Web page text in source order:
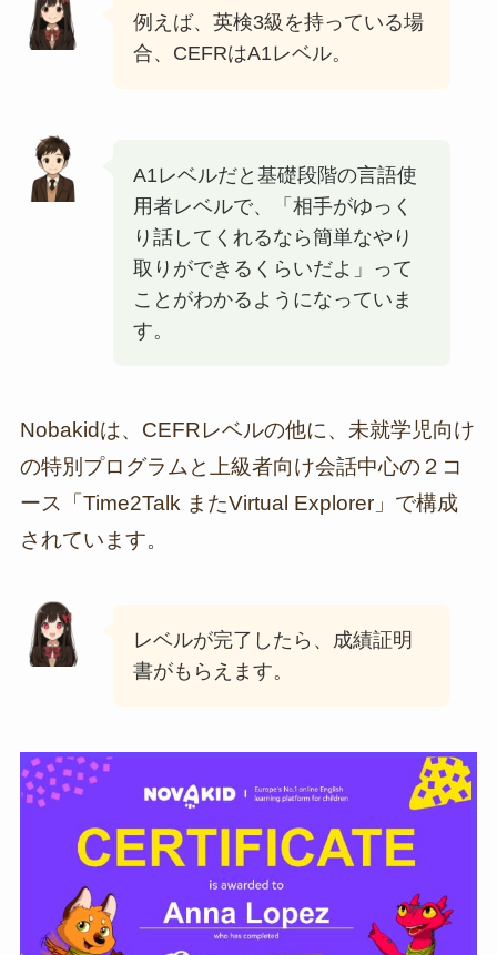
例えば、英検3級を持っている場
合、CEFRはA1レベル。
A1レベルだと基礎段階の言語使
用者レベルで、「相手がゆっく
り話してくれるなら簡単なやり
取りができるくらいだよ」って
ことがわかるようになっていま
す。
Nobakidは、CEFRレベルの他に、未就学児向け
の特別プログラムと上級者向け会話中心の２コ
ース「Time2Talk またVirtual Explorer」で構成
されています。
レベルが完了したら、成績証明
書がもらえます。